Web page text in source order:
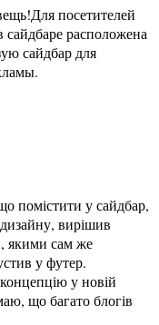
посетителей
сайдбаре расположена
сайдбар для
помістити у сайдбар,
вирішив
якими сам же
у футер.
у новій
що багато блогів